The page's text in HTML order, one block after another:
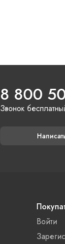
8 800
Звонок
Войти